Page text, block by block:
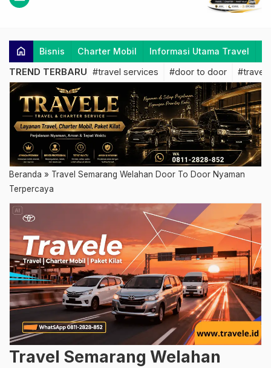
home Bisnis Charter Mobil Informasi Utama Travel
TREND TERBARU #travel services #door to door #travel
Beranda » Travel Semarang Welahan Door To Door Nyaman
Terpercaya
Travel Semarang Welahan